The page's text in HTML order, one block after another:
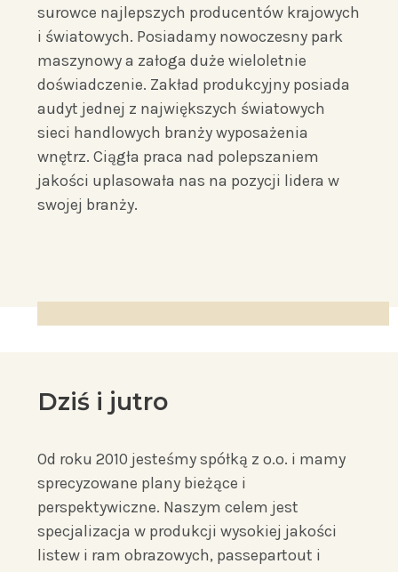
surowce najlepszych producentów krajowych
i światowych. Posiadamy nowoczesny park
maszynowy a załoga duże wieloletnie
doświadczenie. Zakład produkcyjny posiada
audyt jednej z największych światowych
sieci handlowych branży wyposażenia
wnętrz. Ciągła praca nad polepszaniem
jakości uplasowała nas na pozycji lidera w
swojej branży.
Dziś i jutro
Od roku 2010 jesteśmy spółką z o.o. i mamy
sprecyzowane plany bieżące i
perspektywiczne. Naszym celem jest
specjalizacja w produkcji wysokiej jakości
listew i ram obrazowych, passepartout i